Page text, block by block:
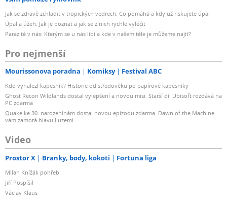
Jak se zdravě zchladit v tropických vedrech: Co pomáhá a kdy už riskujete úpal
Úpal a úžeh: Jak je poznat a jak se z nich rychle vyléčit
Parazité v nás: Kterým se u nás líbí a kde v našem těle je můžeme najít?
Pro nejmenší
Mourissonova poradna Komiksy Festival ABC
Kdo vynalezl kapesník? Historie od středověku po papírové kapesníky
Ghost Recon Wildlands dostal vylepšení a novou misi. Starší díl Ubisoft rozdává na
PC zdarma
Quake ke 30. narozeninám dostal novou epizodu zdarma. Dawn of the Machine
vám zamotá hlavu iluzemi
Video
Prostor X Branky, body, kokoti Fortuna liga
Milan Knížák pohřeb
Jiří Pospíšil
Václav Klaus